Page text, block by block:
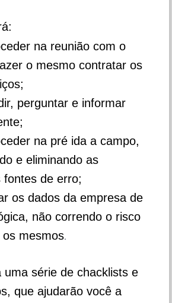
na reunião com o
o mesmo contratar os
perguntar e informar
na pré ida a campo,
e eliminando as
fontes de erro;
os dados da empresa de
não correndo o risco
mesmos.
uma série de chacklists e
que ajudarão você a